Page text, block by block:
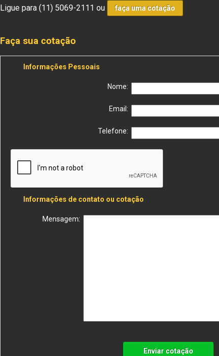
Ligue para(11) 5069-2111 ou faça uma cotação
Faça sua cotação
Informações Pessoais
Nome:
Email:
Telefone:
Informações de contato ou cotação
Mensagem:
Enviar cotação